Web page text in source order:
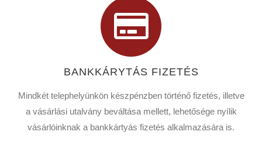
BANKKÁRYTÁS FIZETÉS
Mindkét telephelyünkön készpénzben történő fizetés, illetve
a vásárlási utalvány beváltása mellett, lehetősége nyílik
vásárlóinknak a bankkártyás fizetés alkalmazására is.